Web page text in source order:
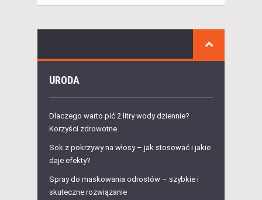
URODA
Dlaczego warto pić 2 litry wody dziennie?
Korzyści zdrowotne
Sok z pokrzywy na włosy – jak stosować i jakie
daje efekty?
Spray do maskowania odrostów – szybkie i
skuteczne rozwiązanie